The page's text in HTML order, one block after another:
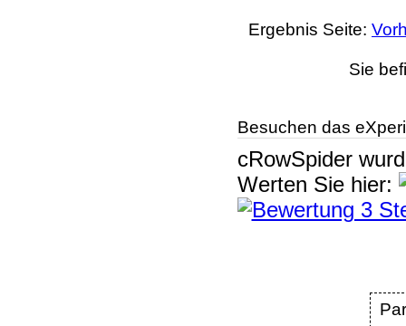
Ergebnis Seite:
Sie
Besuchen das
cRowSpider
Werten Sie hier: